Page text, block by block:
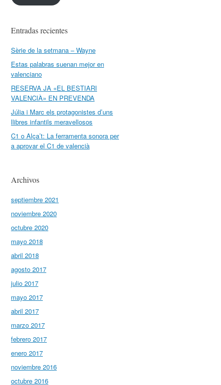
Entradas recientes
Sèrie de la setmana – Wayne
Estas palabras suenan mejor en
valenciano
RESERVA JA «EL BESTIARI
VALENCIÀ» EN PREVENDA
Júlia i Marc els protagonistes d’uns
llibres infantils meravellosos
C1 o Alça’t: La ferramenta sonora per
a aprovar el C1 de valencià
Archivos
septiembre 2021
noviembre 2020
octubre 2020
mayo 2018
abril 2018
agosto 2017
julio 2017
mayo 2017
abril 2017
marzo 2017
febrero 2017
enero 2017
noviembre 2016
octubre 2016